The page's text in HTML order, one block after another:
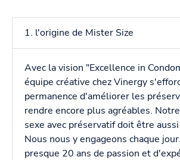
1. l'origine de Mister Size
Avec la vision "Excellence in
équipe créative chez Vinergy
permanence d'améliorer les
rendre encore plus agréables.
sexe avec préservatif doit être
Nous nous y engageons chaque
presque 20 ans de passion et